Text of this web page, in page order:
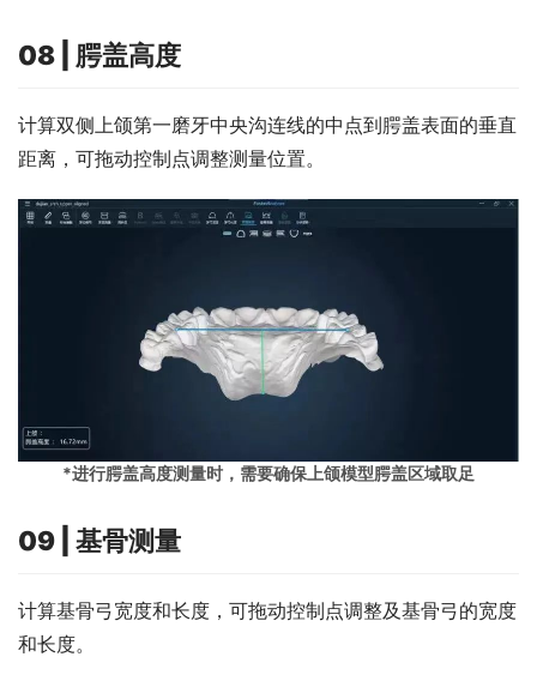
08 | 腭盖高度
计算双侧上颌第一磨牙中央沟连线的中点到腭盖表面的垂直
距离，可拖动控制点调整测量位置。
*进行腭盖高度测量时，需要确保上颌模型腭盖区域取足
09 | 基骨测量
计算基骨弓宽度和长度，可拖动控制点调整及基骨弓的宽度
和长度。